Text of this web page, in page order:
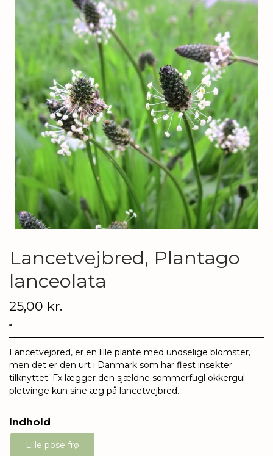
Lancetvejbred, Plantago
lanceolata
25,00 kr.
Lancetvejbred, er en lille plante med undselige blomster,
men det er den urt i Danmark som har flest insekter
tilknyttet. Fx lægger den sjældne sommerfugl okkergul
pletvinge kun sine æg på lancetvejbred.
Indhold
Lille pose frø